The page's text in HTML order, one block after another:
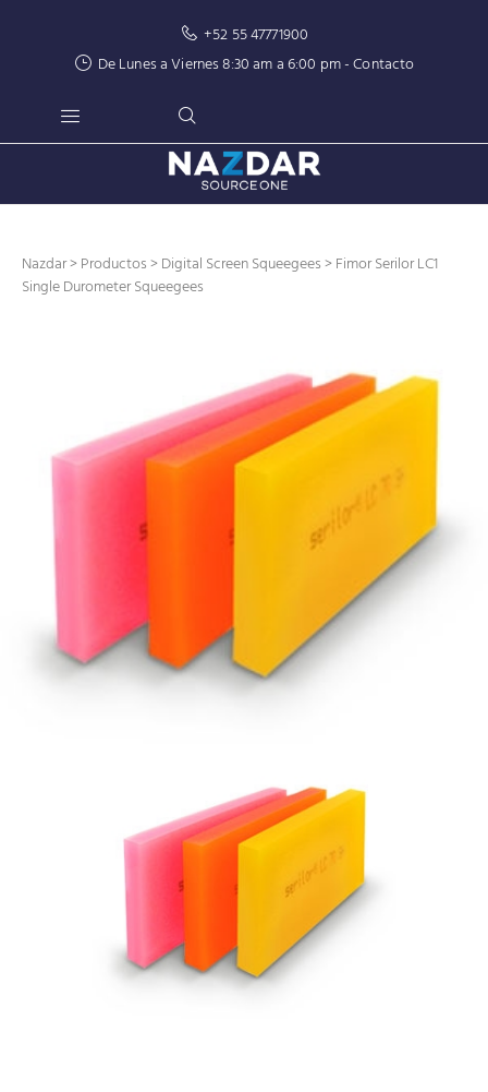
+52 55 47771900
De Lunes a Viernes 8:30 am a 6:00 pm -Contacto
Nazdar>Productos>Digital Screen Squeegees> Fimor Serilor LC1
Single Durometer Squeegees